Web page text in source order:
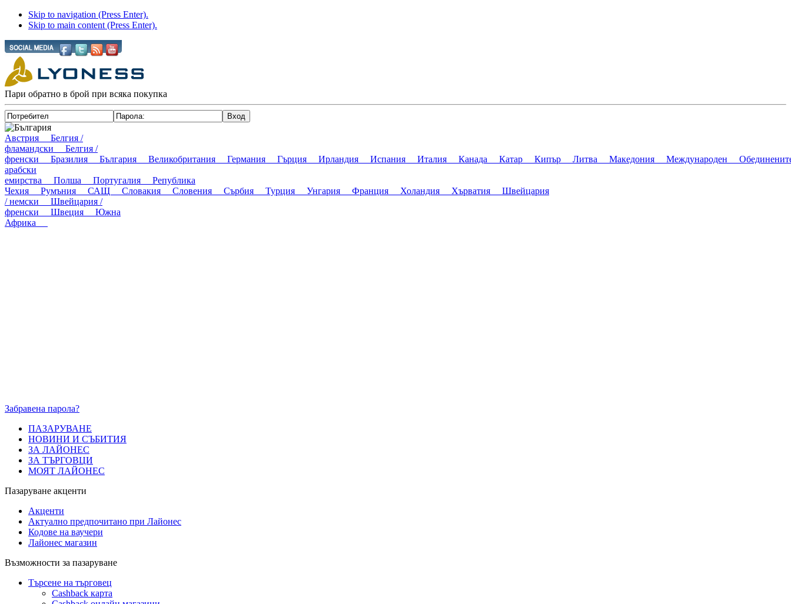
Skip to navigation (Press Enter).
Skip to main content (Press Enter).
Пари обратно в брой при всяка покупка
България
Австрия Белгия /
фламандски Белгия /
френски Бразилия България Великобритания Германия Гърция Ирландия Испания Италия Канада Катар Кипър Литва Македония Международен
арабски
емирства Полша Португалия Република
Чехия Румъния САЩ Словакия Словения Сърбия Турция Унгария Франция Холандия Хърватия Швейцария
/ немски Швейцария /
френски Швеция Южна
Африка
Забравена парола?
ПАЗАРУВАНЕ
НОВИНИ И СЪБИТИЯ
ЗА ЛАЙОНЕС
ЗА ТЪРГОВЦИ
МОЯТ ЛАЙОНЕС
Пазаруване акценти
Акценти
Актуално предпочитано при Лайонес
Кодове на ваучери
Лайонес магазин
Възможности за пазаруване
Търсене на търговец
Cashback карта